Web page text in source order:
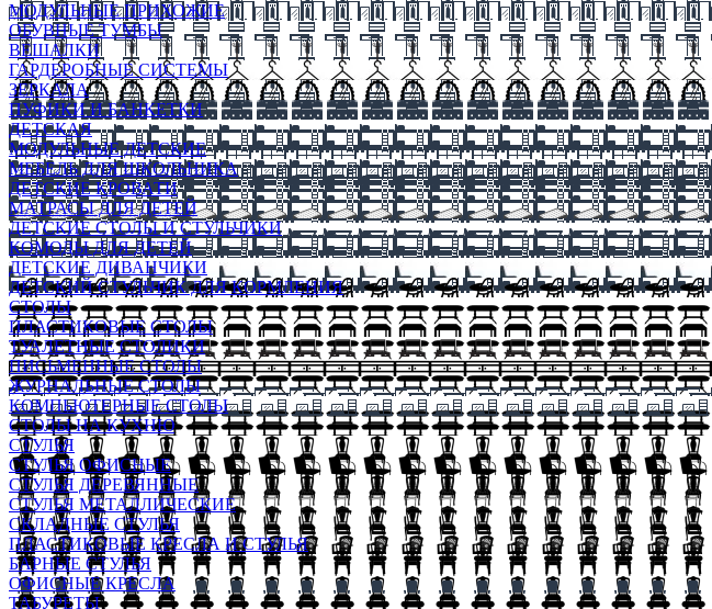
МОДУЛЬНЫЕ ПРИХОЖИЕ
ОБУВНЫЕ ТУМБЫ
ВЕШАЛКИ
ГАРДЕРОБНЫЕ СИСТЕМЫ
ЗЕРКАЛА
ПУФИКИ И БАНКЕТКИ
ДЕТСКАЯ
МОДУЛЬНЫЕ ДЕТСКИЕ
МЕБЕЛЬ ДЛЯ ШКОЛЬНИКА
ДЕТСКИЕ КРОВАТИ
МАТРАСЫ ДЛЯ ДЕТЕЙ
ДЕТСКИЕ СТОЛЫ И СТУЛЬЧИКИ
КОМОДЫ ДЛЯ ДЕТЕЙ
ДЕТСКИЕ ДИВАНЧИКИ
ДЕТСКИЙ СТУЛЬЧИК ДЛЯ КОРМЛЕНИЯ
СТОЛЫ
ПЛАСТИКОВЫЕ СТОЛЫ
ТУАЛЕТНЫЕ СТОЛИКИ
ПИСЬМЕННЫЕ СТОЛЫ
ЖУРНАЛЬНЫЕ СТОЛЫ
КОМПЬЮТЕРНЫЕ СТОЛЫ
СТОЛЫ НА КУХНЮ
СТУЛЬЯ
СТУЛЬЯ ОФИСНЫЕ
СТУЛЬЯ ДЕРЕВЯННЫЕ
СТУЛЬЯ МЕТАЛЛИЧЕСКИЕ
СКЛАДНЫЕ СТУЛЬЯ
ПЛАСТИКОВЫЕ КРЕСЛА И СТУЛЬЯ
БАРНЫЕ СТУЛЬЯ
ОФИСНЫЕ КРЕСЛА
ТАБУРЕТЫ